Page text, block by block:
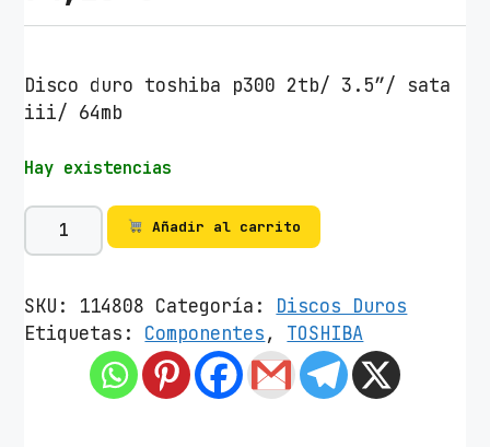
Disco duro toshiba p300 2tb/ 3.5″/ sata
iii/ 64mb
Hay existencias
D
i
c
o
Añadir al carrito
SKU: 114808 Categoría: Discos Duros
Etiquetas: Componentes, TOSHIBA